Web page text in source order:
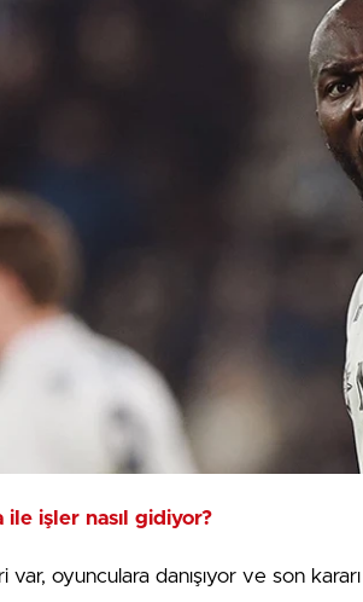
ile işler nasıl gidiyor?
var, oyunculara danışıyor ve son